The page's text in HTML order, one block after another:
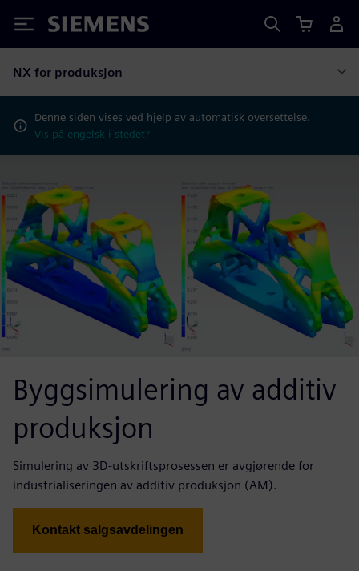
Siemens
NX for produksjon
Denne siden vises ved hjelp av automatisk oversettelse.
Vis på engelsk i stedet?
Byggsimulering av additiv
produksjon
Simulering av 3D-utskriftsprosessen er avgjørende for
industrialiseringen av additiv produksjon (AM).
Kontakt salgsavdelingen